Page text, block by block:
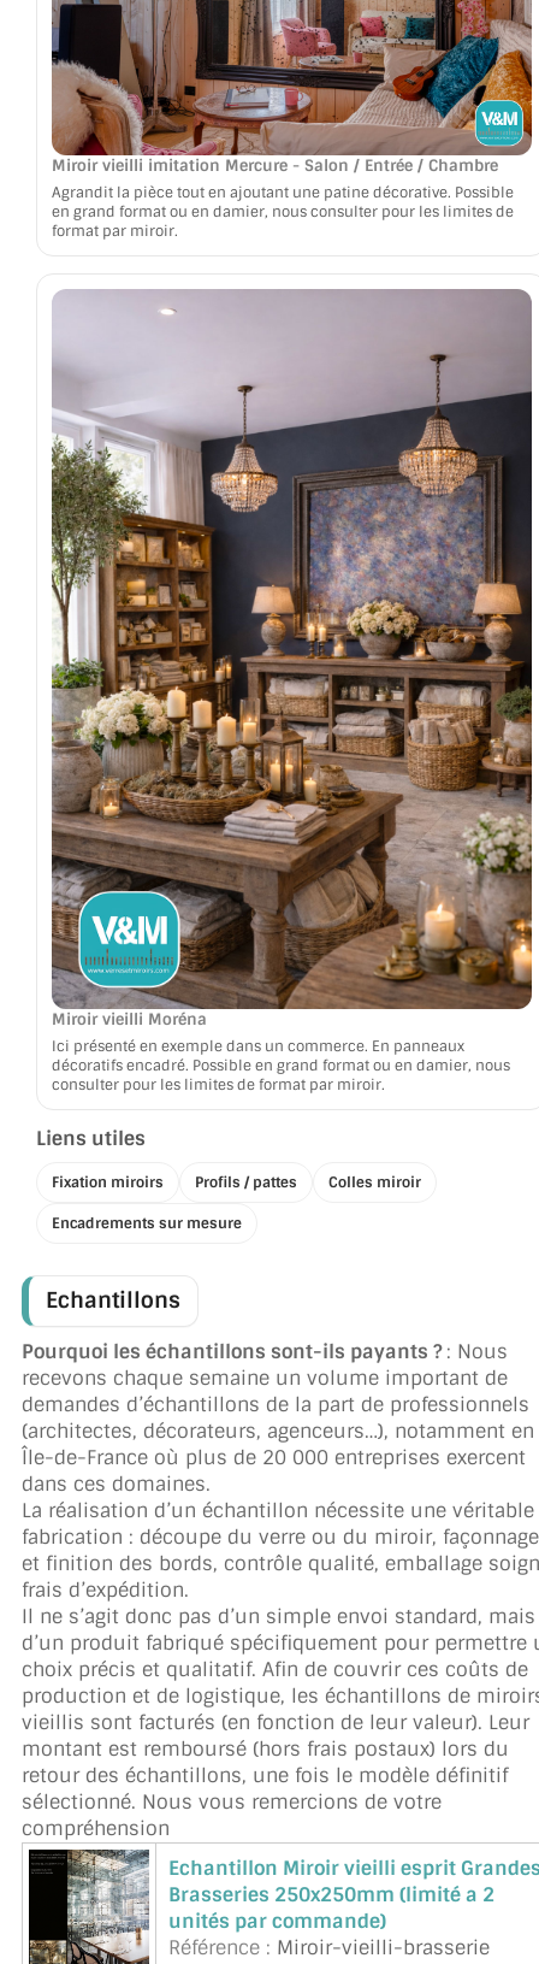
Miroir vieilli imitation Mercure - Salon / Entrée / Chambre
Agrandit la pièce tout en ajoutant une patine décorative. Possible
en grand format ou en damier, nous consulter pour les limites de
format par miroir.
Miroir vieilli Moréna
Ici présenté en exemple dans un commerce. En panneaux
décoratifs encadré. Possible en grand format ou en damier, nous
consulter pour les limites de format par miroir.
Liens utiles
Fixation miroirs Profils / pattes Colles miroir
Encadrements sur mesure
Echantillons
Pourquoi les échantillons sont-ils payants ?: Nous
recevons chaque semaine un volume important de
demandes d’échantillons de la part de professionnels
(architectes, décorateurs, agenceurs…), notamment en
Île-de-France où plus de 20 000 entreprises exercent
dans ces domaines.
La réalisation d’un échantillon nécessite une véritable
fabrication : découpe du verre ou du miroir, façonnage
et finition des bords, contrôle qualité, emballage
frais d’expédition.
Il ne s’agit donc pas d’un simple envoi standard, mais
d’un produit fabriqué spécifiquement pour permettre
choix précis et qualitatif. Afin de couvrir ces coûts de
production et de logistique, les échantillons de
vieillis sont facturés (en fonction de leur valeur). Leur
montant est remboursé (hors frais postaux) lors du
retour des échantillons, une fois le modèle définitif
sélectionné. Nous vous remercions de votre
compréhension
Echantillon Miroir vieilli esprit
Brasseries 250x250mm (limité a 2
unités par commande)
Référence : Miroir-vieilli-brasserie